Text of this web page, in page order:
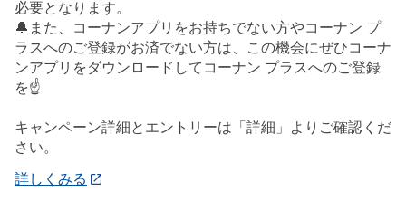
必要となります。
🔔また、コーナンアプリをお持ちでない方やコーナン プ
ラスへのご登録がお済でない方は、この機会にぜひコーナ
ンアプリをダウンロードしてコーナン プラスへのご登録
を☝️
キャンペーン詳細とエントリーは「詳細」よりご確認くだ
さい。
詳しくみる